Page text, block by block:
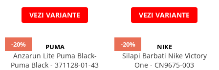
VEZI VARIANTE VEZI VARIANTE
-20% PUMA
Anzarun Lite Puma Black-
Puma Black - 371128-01-43
-20% NIKE
Silapi Barbati Nike Victory
One - CN9675-003